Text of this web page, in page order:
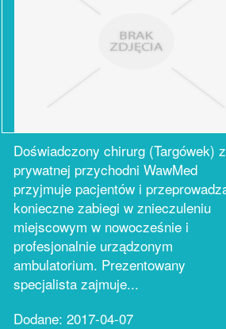
Doświadczony chirurg (Targówek) z
prywatnej przychodni WawMed
przyjmuje pacjentów i
konieczne zabiegi w znieczuleniu
miejscowym w nowocześnie i
profesjonalnie urządzonym
ambulatorium. Prezentowany
specjalista zajmuje...
Dodane: 2017-04-07